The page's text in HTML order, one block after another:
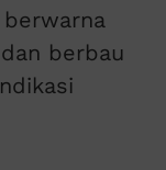
berbau